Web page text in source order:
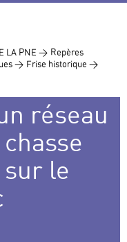
LA PNE > Repères
> Frise historique >
réseau
sur le